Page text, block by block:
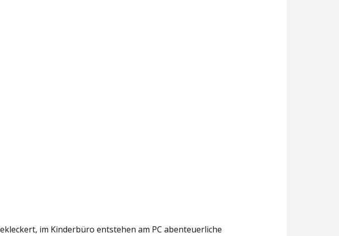
im Kinderbüro entstehen am PC abenteuerliche